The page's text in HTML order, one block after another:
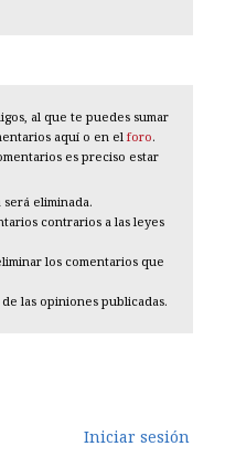
al que te puedes sumar
aquí o en el foro.
es preciso estar
eliminada.
contrarios a las leyes
los comentarios que
las opiniones publicadas.
Iniciar sesión